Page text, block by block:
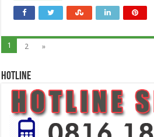
1 2 »
HOTLINE